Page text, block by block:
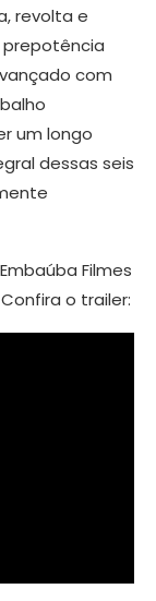
revolta e
com
um longo
dessas seis
Filmes
o trailer: